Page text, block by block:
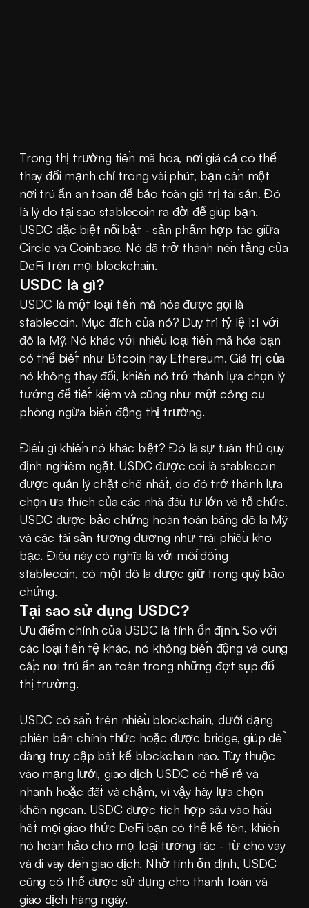
Trong thị trường tiền mã hóa, nơi giá cả có thể
thay đổi mạnh chỉ trong vài phút, bạn cần một
nơi trú ẩn an toàn để bảo toàn giá trị tài sản. Đó
là lý do tại sao stablecoin ra đời để giúp bạn.
USDC đặc biệt nổi bật - sản phẩm hợp tác giữa
Circle và Coinbase. Nó đã trở thành nền tảng của
DeFi trên mọi blockchain.
USDC là gì?
USDC là một loại tiền mã hóa được gọi là
stablecoin. Mục đích của nó? Duy trì tỷ lệ 1:1 với
đô la Mỹ. Nó khác với nhiều loại tiền mã hóa bạn
có thể biết như Bitcoin hay Ethereum. Giá trị của
nó không thay đổi, khiến nó trở thành lựa chọn lý
tưởng để tiết kiệm và cũng như một công cụ
phòng ngừa biến động thị trường.
Điều gì khiến nó khác biệt? Đó là sự tuân thủ quy
định nghiêm ngặt. USDC được coi là stablecoin
được quản lý chặt chẽ nhất, do đó trở thành lựa
chọn ưa thích của các nhà đầu tư lớn và tổ chức.
USDC được bảo chứng hoàn toàn bằng đô la Mỹ
và các tài sản tương đương như trái phiếu kho
bạc. Điều này có nghĩa là với mỗi đồng
stablecoin, có một đô la được giữ trong quỹ bảo
chứng.
Tại sao sử dụng USDC?
Ưu điểm chính của USDC là tính ổn định. So với
các loại tiền tệ khác, nó không biến động và cung
cấp nơi trú ẩn an toàn trong những đợt sụp đổ
thị trường.
USDC có sẵn trên nhiều blockchain, dưới dạng
phiên bản chính thức hoặc được bridge, giúp dễ
dàng truy cập bất kể blockchain nào. Tùy thuộc
vào mạng lưới, giao dịch USDC có thể rẻ và
nhanh hoặc đắt và chậm, vì vậy hãy lựa chọn
khôn ngoan. USDC được tích hợp sâu vào hầu
hết mọi giao thức DeFi bạn có thể kể tên, khiến
nó hoàn hảo cho mọi loại tương tác - từ cho vay
và đi vay đến giao dịch. Nhờ tính ổn định, USDC
cũng có thể được sử dụng cho thanh toán và
giao dịch hàng ngày.